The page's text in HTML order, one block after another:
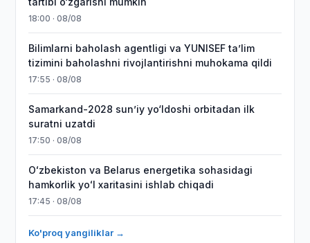
18:00 · 08/08
Bilimlarni baholash agentligi va YUNISEF taʼlim
tizimini baholashni rivojlantirishni muhokama qildi
17:55 · 08/08
Samarkand-2028 sunʼiy yo‘ldoshi orbitadan ilk
suratni uzatdi
17:50 · 08/08
Oʻzbekiston va Belarus energetika sohasidagi
hamkorlik yoʻl xaritasini ishlab chiqadi
17:45 · 08/08
Ko'proq yangiliklar →